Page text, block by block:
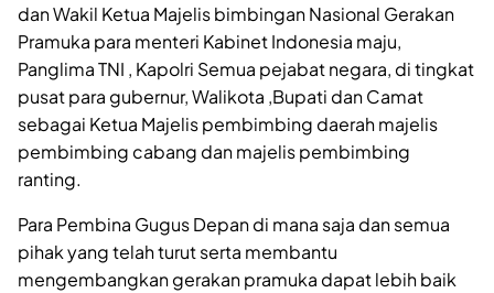
dan Wakil Ketua Majelis bimbingan Nasional Gerakan
Pramuka para menteri Kabinet Indonesia maju,
Panglima TNI , Kapolri Semua pejabat negara, di tingkat
pusat para gubernur, Walikota ,Bupati dan Camat
sebagai Ketua Majelis pembimbing daerah majelis
pembimbing cabang dan majelis pembimbing
ranting.
Para Pembina Gugus Depan di mana saja dan semua
pihak yang telah turut serta membantu
mengembangkan gerakan pramuka dapat lebih baik